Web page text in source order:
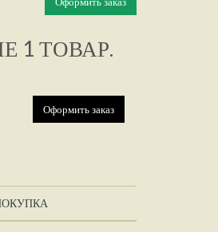
1 ТОВАР.
Оформить заказ